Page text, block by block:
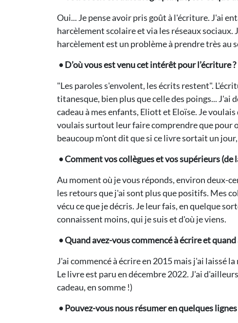
Oui... Je pense avoir pris goût à l'écriture. J'ai
harcèlement scolaire et via les réseaux
harcèlement est un problème à prendre très
• D’où vous est venu cet intérêt pour l’écriture
"Les paroles s'envolent, les écrits restent".
titanesque, bien plus que celle des poings...
cadeau à mes enfants, Eliott et Eloïse. Je
voulais surtout leur faire comprendre que pour
beaucoup m'ont dit que si ce livre sortait un
• Comment vos collègues et vos supérieurs
Au moment où je vous réponds, environ deux-
les retours que j'ai sont plus que positifs. Mes
vécu ce que je décris. Je leur fais, en quelque
connaissent moins, qui je suis et d'où je viens.
• Quand avez-vous commencé à écrire et
J'ai commencé à écrire en 2015 mais j'ai laissé
Le livre est paru en décembre 2022. J'ai
cadeau, en somme !)
• Pouvez-vous nous résumer en quelques